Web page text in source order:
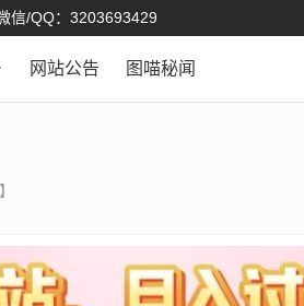
信/QQ：3203693429
网站公告 图喵秘闻